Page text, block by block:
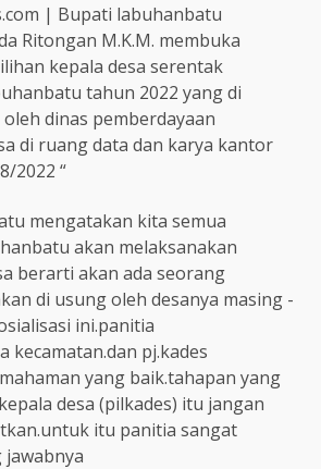
| Bupati labuhanbatu
Ritongan M.K.M. membuka
kepala desa serentak
tahun 2022 yang di
dinas pemberdayaan
di ruang data dan karya kantor
2022 “
mengatakan kita semua
akan melaksanakan
berarti akan ada seorang
di usung oleh desanya masing -
ini.panitia
kecamatan.dan pj.kades
yang baik.tahapan yang
desa (pilkades) itu jangan
itu panitia sangat